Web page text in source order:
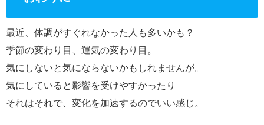
最近、体調がすぐれなかった人も多いかも？
季節の変わり目、運気の変わり目。
気にしないと気にならないかもしれませんが。
気にしていると影響を受けやすかったり
それはそれで、変化を加速するのでいい感じ。